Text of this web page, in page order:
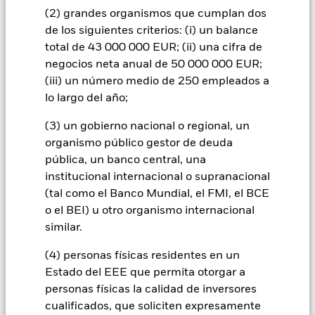
(2) grandes organismos que cumplan dos
de los siguientes criterios: (i) un balance
total de 43 000 000 EUR; (ii) una cifra de
negocios neta anual de 50 000 000 EUR;
(iii) un número medio de 250 empleados a
lo largo del año;
(3) un gobierno nacional o regional, un
organismo público gestor de deuda
pública, un banco central, una
institucional internacional o supranacional
(tal como el Banco Mundial, el FMI, el BCE
o el BEI) u otro organismo internacional
similar.
(4) personas físicas residentes en un
Estado del EEE que permita otorgar a
personas físicas la calidad de inversores
cualificados, que soliciten expresamente
la Moneda base y las divisas en las que se negocia parte o la
totalidad de los instrumentos subyacentes. Dependiendo de
los tipos de cambio, esto puede tener un impacto positivo o
negativo sobre la rentabilidad del Fondo.
Todas las clases de acciones con cobertura de divisas de este
uso de derivados para una clase de acciones podría conllevar
un posible riesgo de contagio (también denominado «spill-
over») a otras clases de acciones del fondo. La sociedad
gestora del fondo se asegurará de que se dispone de los
procedimientos adecuados para minimizar el riesgo de
contagio a otras clases de acciones. En el menú desplegable
que figura justo debajo del nombre del fondo, podrá ver un
listado de todas las clases de acciones del fondo: las clases de
acciones con cobertura de divisas se identifican mediante la
palabra «Hedged» en su nombre. Además, el listado
divisas está disponible mediante solicitud a la sociedad
gestora del fondo.